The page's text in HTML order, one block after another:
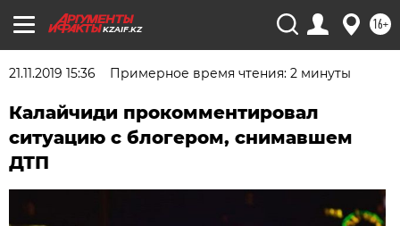
KZAIF.KZ 16+
21.11.2019 15:36 Примерное время чтения: 2 минуты
Калайчиди прокомментировал
ситуацию с блогером, снимавшем
ДТП